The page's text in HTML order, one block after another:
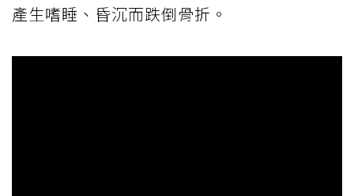
產生嗜睡、昏沉而跌倒骨折。